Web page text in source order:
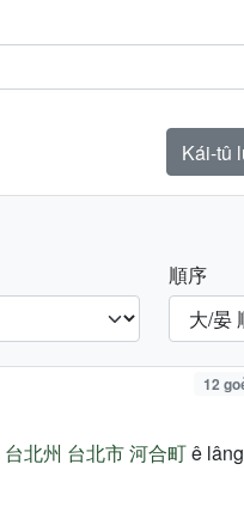
Kái-tû
順序
12
台北州 台北市河合町ê